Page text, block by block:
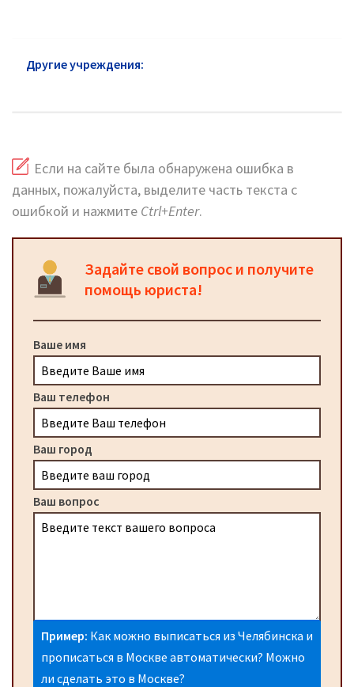
Другие учреждения:
Если на сайте была обнаружена ошибка в
данных, пожалуйста, выделите часть текста с
ошибкой и нажмите Ctrl+Enter.
Задайте свой вопрос и получите
помощь юриста!
Ваше имя
Ваш телефон
Ваш город
Ваш вопрос
Пример: Как можно выписаться из Челябинска и
прописаться в Москве автоматически? Можно
ли сделать это в Москве?